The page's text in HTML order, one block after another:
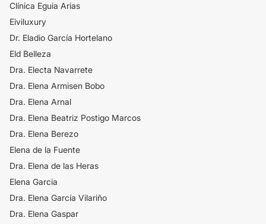
Clínica Eguia Arias
Eiviluxury
Dr. Eladio García Hortelano
Eld Belleza
Dra. Electa Navarrete
Dra. Elena Armisen Bobo
Dra. Elena Arnal
Dra. Elena Beatriz Postigo Marcos
Dra. Elena Berezo
Elena de la Fuente
Dra. Elena de las Heras
Elena Garcia
Dra. Elena García Vilariño
Dra. Elena Gaspar